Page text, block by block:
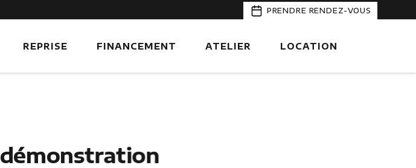
PRENDRE RENDEZ-VOUS
REPRISE FINANCEMENT ATELIER LOCATION
démonstration